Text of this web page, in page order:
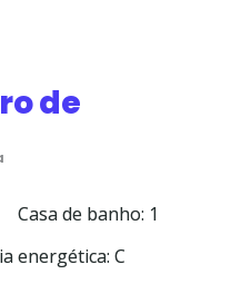
de
Casa de banho: 1
energética: C